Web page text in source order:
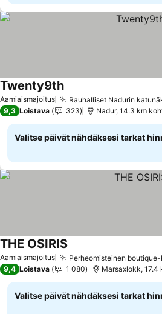
Aamiaismajoitus Rauhalliset Nadurin
Twenty9th
9,3 Loistava 323 Nadur, 14.3 km
Valitse päivät nähdäksesi tarkat
Aamiaismajoitus Perheomisteinen
THE OSIRIS
9,4 Loistava 1 080 Marsaxlokk, 17.4
Valitse päivät nähdäksesi tarkat